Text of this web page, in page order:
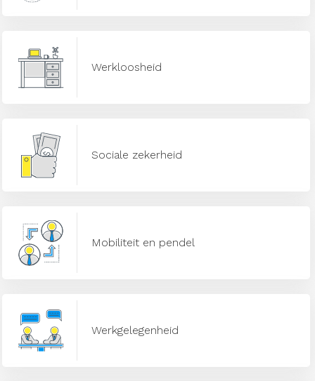
Werkloosheid
Sociale zekerheid
Mobiliteit en pendel
Werkgelegenheid